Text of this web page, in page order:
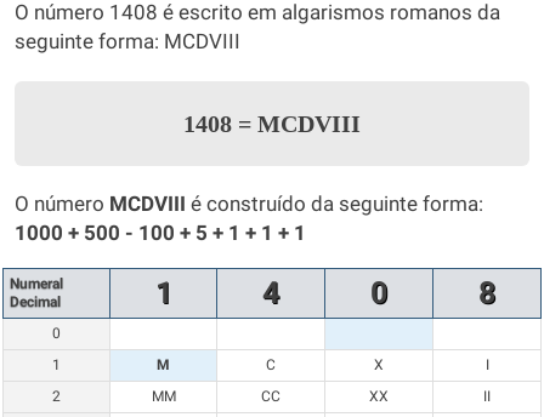
O número 1408 é escrito em algarismos romanos da
seguinte forma: MCDVIII
1408 = MCDVIII
O número MCDVIII é construído da seguinte forma:
1000 + 500 - 100 + 5 + 1 + 1 + 1
Numeral
Decimal
1 4 0 8
0
1
M C X
I
2
MM CC XX
II